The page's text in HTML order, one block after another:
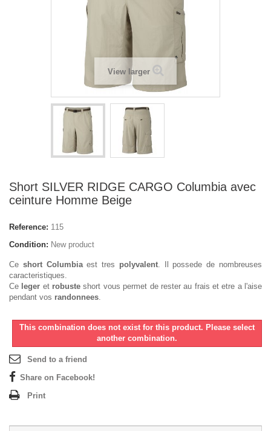
View larger
Short SILVER RIDGE CARGO Columbia avec
ceinture Homme Beige
Reference: 115
Condition: New product
Ce short Columbiaest tres polyvalent. Il possede de nombreuses
caracteristiques.
Ce leger et robuste short vous permet de rester au frais et etre a l'aise
pendant vos randonnees.
This combination does not exist for this product. Please select
another combination.
Send to a friend
Share on Facebook!
Print